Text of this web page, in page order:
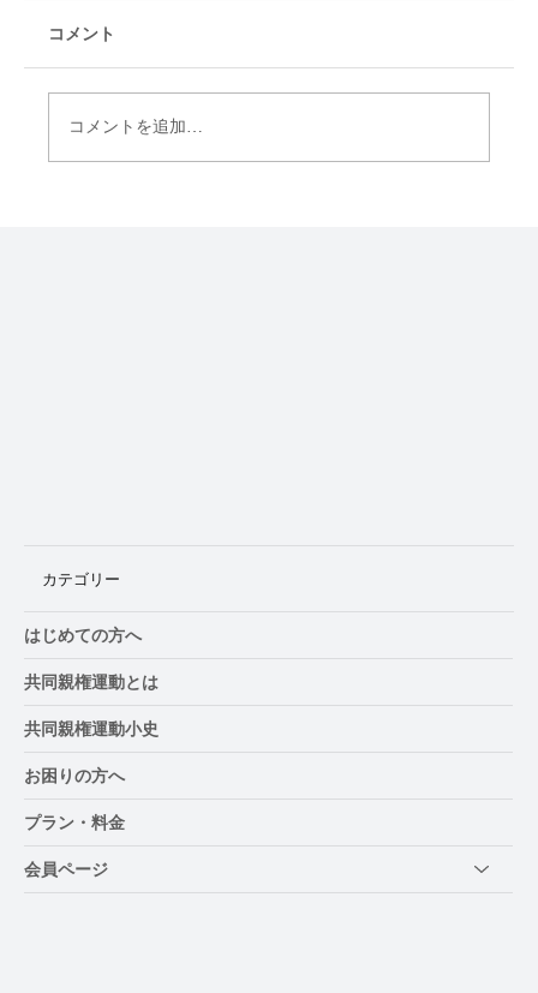
コメント
コメントを追加…
カテゴリー
はじめての方へ
共同親権運動とは
共同親権運動小史
お困りの方へ
プラン・料金
会員ページ